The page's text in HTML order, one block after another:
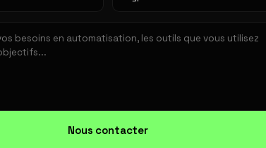
Nous contacter